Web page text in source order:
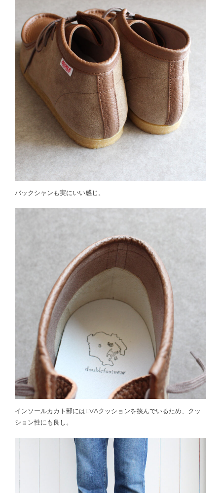
バックシャンも実にいい感じ。
インソールカカト部にはEVAクッションを挟んでいるため、クッ
ション性にも良し。